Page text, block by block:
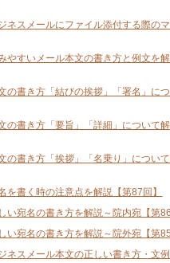
ネスメールにファイル添付する際の
やすいメール本文の書き方と例文を解
の書き方「結びの挨拶」「署名」に
の書き方「要旨」「詳細」について
の書き方「挨拶」「名乗り」につい
を書く時の注意点を解説【第87回】
い宛名の書き方を解説～院内宛【第86
い宛名の書き方を解説～院外宛【第85
ネスメール本文の正しい書き方・文例